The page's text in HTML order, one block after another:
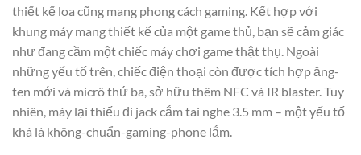
thiết kế loa cũng mang phong cách gaming. Kết hợp với
khung máy mang thiết kế của một game thủ, bạn sẽ cảm giác
như đang cầm một chiếc máy chơi game thật thụ. Ngoài
những yếu tố trên, chiếc điện thoại còn được tích hợp ăng-
ten mới và micrô thứ ba, sở hữu thêm NFC và IR blaster. Tuy
nhiên, máy lại thiếu đi jack cắm tai nghe 3.5 mm – một yếu tố
khá là không-chuẩn-gaming-phone lắm.